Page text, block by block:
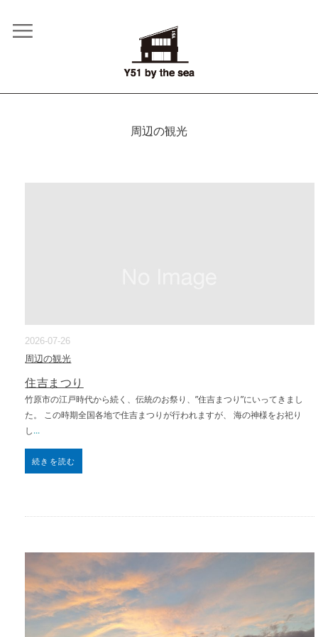
周辺の観光
2026-07-26
周辺の観光
住吉まつり
竹原市の江戸時代から続く、伝統のお祭り、”住吉まつり”にいってきまし
た。 この時期全国各地で住吉まつりが行われますが、 海の神様をお祀り
し...
続きを読む